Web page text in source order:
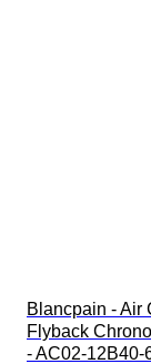
Blancpain - Air
Flyback
- AC02-12B40-